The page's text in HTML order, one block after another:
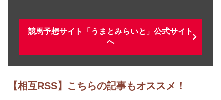
競馬予想サイト「うまとみらいと」公式サイト
へ
【相互RSS】こちらの記事もオススメ！